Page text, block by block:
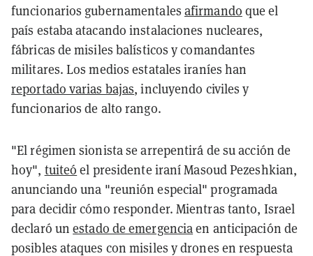
funcionarios gubernamentales afirmando que el
país estaba atacando instalaciones nucleares,
fábricas de misiles balísticos y comandantes
militares. Los medios estatales iraníes han
reportado varias bajas, incluyendo civiles y
funcionarios de alto rango.
"El régimen sionista se arrepentirá de su acción de
hoy", tuiteó el presidente iraní Masoud Pezeshkian,
anunciando una "reunión especial" programada
para decidir cómo responder. Mientras tanto, Israel
declaró unestado de emergenciaen anticipación de
posibles ataques con misiles y drones en respuesta